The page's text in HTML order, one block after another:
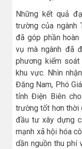
Những kết quả
trường của ngành
đã góp phần
vụ mà ngành đã
phương kiểm
khu vực. Nhìn
Đăng Nam, Phó
tỉnh Điện Biên
trường tốt hơn thời
đầu tư xây dựng
mạnh xã hội hóa
dần nguồn thu phí